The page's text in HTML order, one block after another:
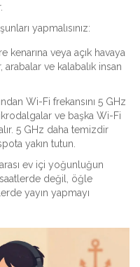
yapmalısınız:
kenarına veya açık havaya
ve kalabalık insan
Wi-Fi frekansını 5 GHz
ve başka Wi-Fi
5 GHz daha temizdir
yakın tutun.
ev içi yoğunluğun
saatlerde değil, öğle
yayın yapmayı